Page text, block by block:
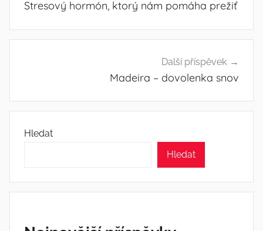
Stresový hormón, ktorý nám pomáha prežiť
Další příspěvek
Madeira – dovolenka snov
Hledat
Hledat